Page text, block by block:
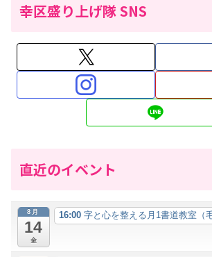
幸区盛り上げ隊 SNS
直近のイベント
8月
14
金
16:00 字と心を整える月1書道教室（毛